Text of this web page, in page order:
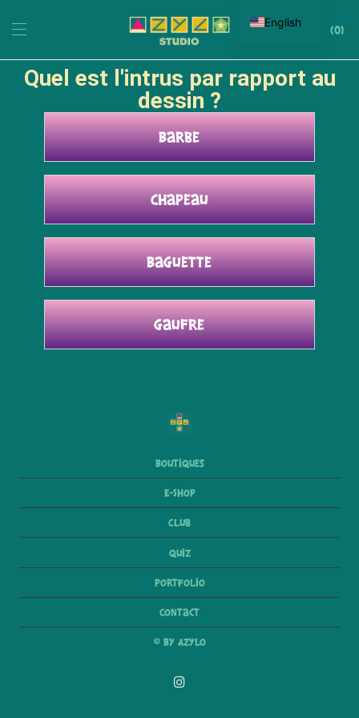
0
Quel est l'intrus par rapport au
dessin ?
Barbe
Chapeau
Baguette
Gaufre
Boutiques
E-Shop
Club
Quiz
Portfolio
Contact
© By Azylo
English